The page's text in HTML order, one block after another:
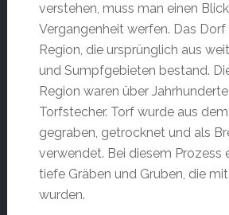
verstehen, muss man einen
Vergangenheit werfen. Das Dorf
Region, die ursprünglich aus
und Sumpfgebieten bestand.
Region waren über
Torfstecher. Torf wurde aus
gegraben, getrocknet und als
verwendet. Bei diesem Prozess
tiefe Gräben und Gruben, die
wurden.